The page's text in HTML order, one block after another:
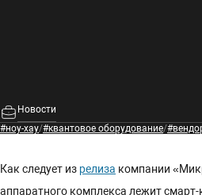
Новости
#ноу-хау/#квантовое оборудование/
Как следует из релиза компании
аппаратного комплекса лежит